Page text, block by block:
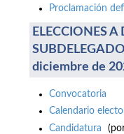
Proclamación
ELECCIONES
diciembre de
Convocatoria
Calendario
Candidatura